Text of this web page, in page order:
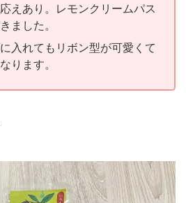
えあり。レモンクリームパス
ました。
入れてもリボン型が可愛くて
ります。